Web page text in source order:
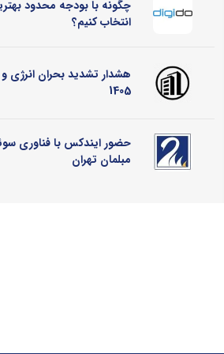
چگونه با بودجه محدود
انتخاب کنیم؟
هشدار تشدید بحران انرژی
1405
حضور ایندکس با فناوری
مبلمان تهران